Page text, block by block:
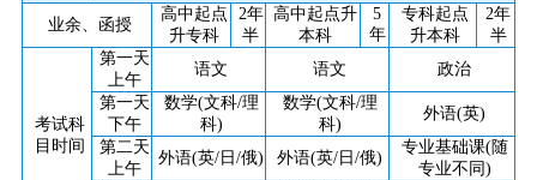
业余、函授
高中起点
升专科
2年
半
高中起点升
本科
5
年
专科起点
升本科
2年
半
考试科
目时间
第一天
上午
语文 语文
政治
第一天
下午
数学(文科/理
科)
数学(文科/理
科)
外语(英)
第二天
上午
外语(英/日/俄) 外语(英/日/俄)
专业基础课(随
专业不同)